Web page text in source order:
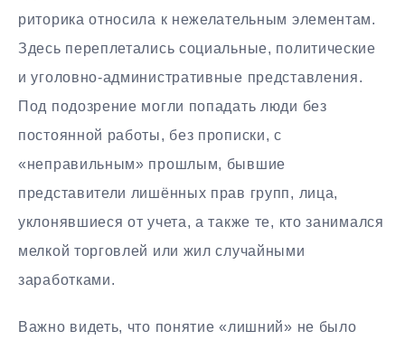
риторика относила к нежелательным элементам.
Здесь переплетались социальные, политические
и уголовно-административные представления.
Под подозрение могли попадать люди без
постоянной работы, без прописки, с
«неправильным» прошлым, бывшие
представители лишённых прав групп, лица,
уклонявшиеся от учета, а также те, кто занимался
мелкой торговлей или жил случайными
заработками.
Важно видеть, что понятие «лишний» не было